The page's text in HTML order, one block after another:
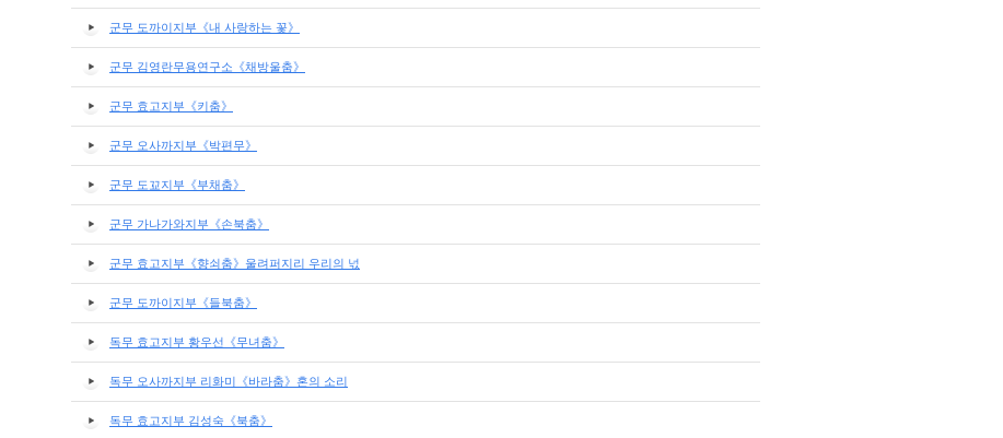
군무 도까이지부《내 사랑하는 꽃》
군무 김영란무용연구소《채방울춤》
군무 효고지부《키춤》
군무 오사까지부《박편무》
군무 도꾜지부《부채춤》
군무 가나가와지부《손북춤》
군무 효고지부《향쇠춤》울려퍼지리 우리의 넋
군무 도까이지부《들북춤》
독무 효고지부 황우선《무녀춤》
독무 오사까지부 리화미《바라춤》혼의 소리
독무 효고지부 김성숙《북춤》